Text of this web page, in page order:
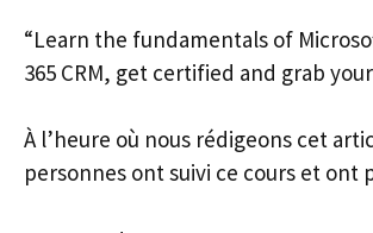
“Learn the fundamentals of
365 CRM, get certified and grab
À l’heure où nous rédigeons cet
personnes ont suivi ce cours et ont